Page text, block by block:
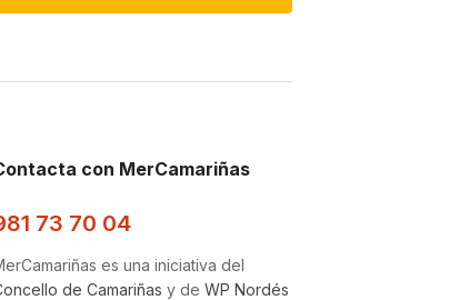
con MerCamariñas
73 70 04
es una iniciativa del
de Camariñas y de WP Nordés